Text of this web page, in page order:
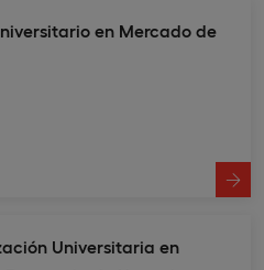
en Mercado de
Universitaria en